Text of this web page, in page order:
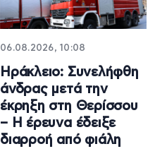
06.08.2026, 10:08
Ηράκλειο: Συνελήφθη
άνδρας μετά την
έκρηξη στη Θερίσσου
– Η έρευνα έδειξε
διαρροή από φιάλη